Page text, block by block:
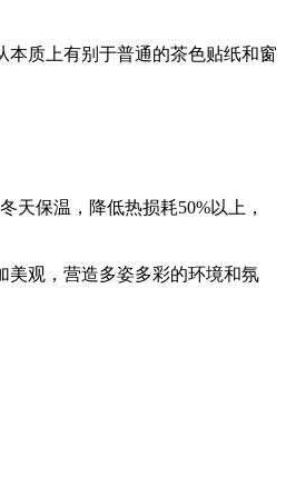
本质上有别于普通的茶色贴纸和窗
天保温，降低热损耗50%以上，
美观，营造多姿多彩的环境和氛